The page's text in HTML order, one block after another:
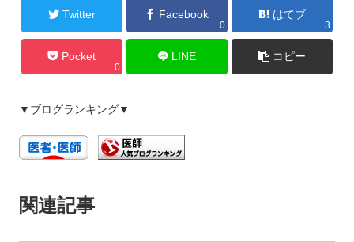
Twitter Facebook
0
はてブ
3
Pocket
0
LINE コピー
▼ブログランキング▼
関連記事